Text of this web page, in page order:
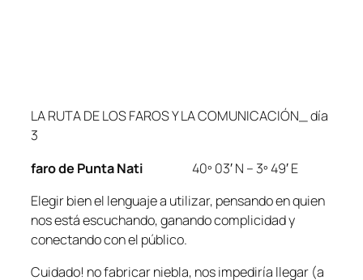
LA RUTA DE LOS FAROS Y LA COMUNICACIÓN_ día
3
faro de Punta Nati 40º 03′ N – 3º 49′ E
Elegir bien el lenguaje a utilizar, pensando en quien
nos está escuchando, ganando complicidad y
conectando con el público.
Cuidado! no fabricar niebla, nos impediría llegar (a